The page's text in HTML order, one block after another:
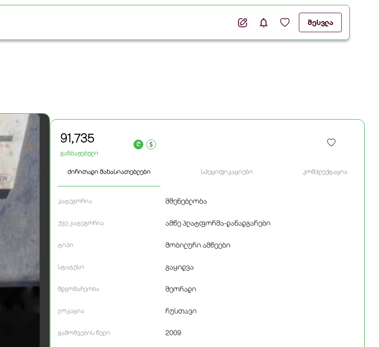
შესვლა
91,735
განბაჟებული
a
ძირითადი მახასიათებლები სპეციფიკაციები კომპლექტაცია
კატეგორია მშენებლობა
ქვე კატეგორია ამწე პლატფორმა-დანადგარები
ტიპი მობილური ამწეები
სტატუსი გაყიდვა
მდგომარეობა მეორადი
ლოკაცია რუსთავი
გამოშვების წელი 2009